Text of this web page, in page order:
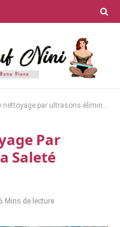
par ultrasons élimine la saleté invisible
Par
Saleté
6 Mins de lecture